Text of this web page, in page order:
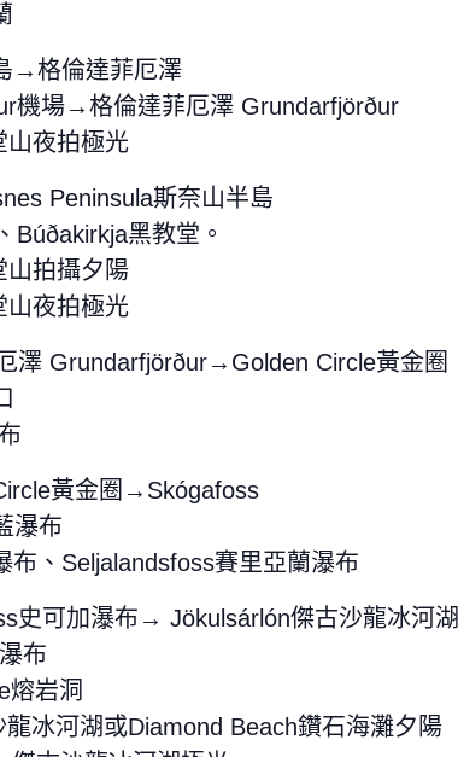
→格倫達菲厄澤
機場→格倫達菲厄澤 Grundarfjörður
山夜拍極光
Peninsula斯奈山半島
Búðakirkja黑教堂。
山拍攝夕陽
山夜拍極光
澤 Grundarfjörður→Golden Circle黃金圈
黃金圈→Skógafoss
瀑布
布、Seljalandsfoss賽里亞蘭瀑布
史可加瀑布→ Jökulsárlón傑古沙龍冰河湖
布
熔岩洞
冰河湖或Diamond Beach鑽石海灘夕陽